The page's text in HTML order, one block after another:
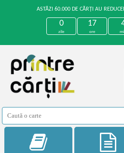
ASTĂZI 60.000 DE CĂRȚI AU
0
zile
17
ore